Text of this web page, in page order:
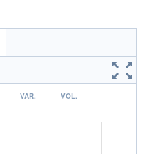
VAR. VOL.